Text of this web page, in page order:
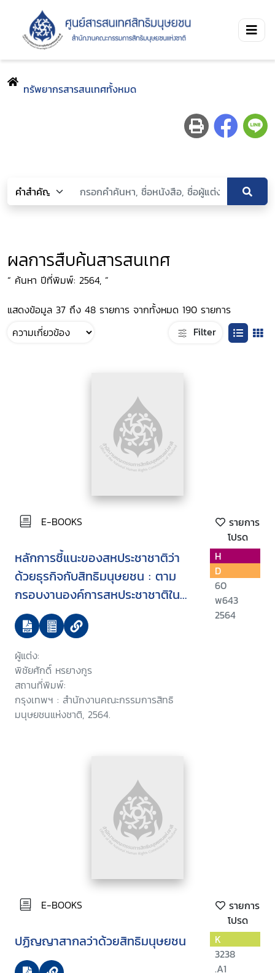
ทรัพยากรสารสนเทศทั้งหมด
ผลการสืบค้นสารสนเทศ
“ ค้นหา ปีที่พิมพ์: 2564, ”
แสดงข้อมูล 37 ถึง 48 รายการ จากทั้งหมด 190 รายการ
Filter
E-BOOKS
รายการ
โปรด
หลักการชี้แนะของสหประชาชาติว่า
ด้วยธุรกิจกับสิทธิมนุษยชน : ตาม
กรอบงานองค์การสหประชาชาติใน
การคุ้มครอง เคารพ และเยียวยา
ผู้แต่ง:
พิชัยศักดิ์ หรยางกูร
สถานที่พิมพ์:
กรุงเทพฯ : สำนักงานคณะกรรมการสิทธิ
มนุษยชนแห่งชาติ, 2564.
H
D
60
พ643
2564
E-BOOKS
รายการ
โปรด
ปฏิญญาสากลว่าด้วยสิทธิมนุษยชน
K
3238
.A1